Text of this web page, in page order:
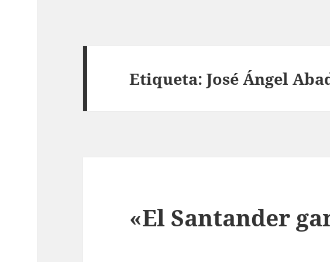
Etiqueta:José Ángel
«El Santander